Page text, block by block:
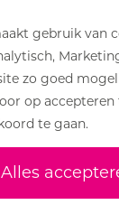
gebruik van
zo goed
op accepteren
te gaan.
Alles